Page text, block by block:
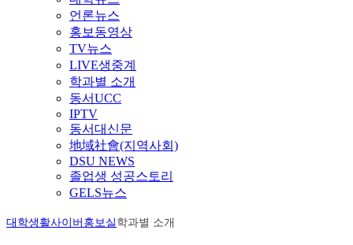
언론뉴스
홍보동영상
TV뉴스
LIVE생중계
학과별 소개
동서UCC
IPTV
동서대신문
地域社會(지역사회)
DSU NEWS
졸업생 성공스토리
GELS뉴스
대학생활사이버홍보실 학과별 소개